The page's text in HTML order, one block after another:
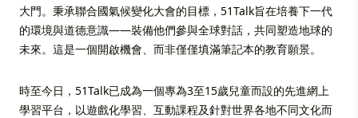
大門。秉承聯合國氣候變化大會的目標，51Talk旨在培養下一代
的環境與道德意識——裝備他們參與全球對話，共同塑造地球的
未來。這是一個開啟機會、而非僅僅填滿筆記本的教育願景。
時至今日，51Talk已成為一個專為3至15歲兒童而設的先進網上
學習平台，以遊戲化學習、互動課程及針對世界各地不同文化而